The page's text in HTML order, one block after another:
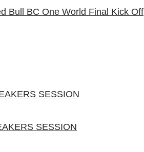
Bull BC One World Final Kick Off
SESSION
SESSION